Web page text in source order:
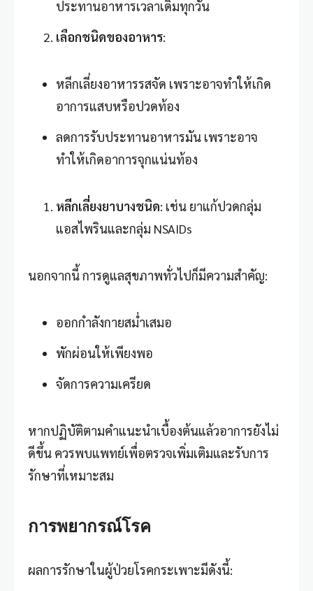
ประทานอาหารเวลาเดิมทุกวัน
เลือกชนิดของอาหาร:
หลีกเลี่ยงอาหารรสจัด เพราะอาจทำให้เกิด
อาการแสบหรือปวดท้อง
ลดการรับประทานอาหารมัน เพราะอาจ
ทำให้เกิดอาการจุกแน่นท้อง
หลีกเลี่ยงยาบางชนิด: เช่น ยาแก้ปวดกลุ่ม
แอสไพรินและกลุ่ม NSAIDs
นอกจากนี้ การดูแลสุขภาพทั่วไปก็มีความสำคัญ:
ออกกำลังกายสม่ำเสมอ
พักผ่อนให้เพียงพอ
จัดการความเครียด
หากปฏิบัติตามคำแนะนำเบื้องต้นแล้วอาการยังไม่
ดีขึ้น ควรพบแพทย์เพื่อตรวจเพิ่มเติมและรับการ
รักษาที่เหมาะสม
การพยากรณ์โรค
ผลการรักษาในผู้ป่วยโรคกระเพาะมีดังนี้: